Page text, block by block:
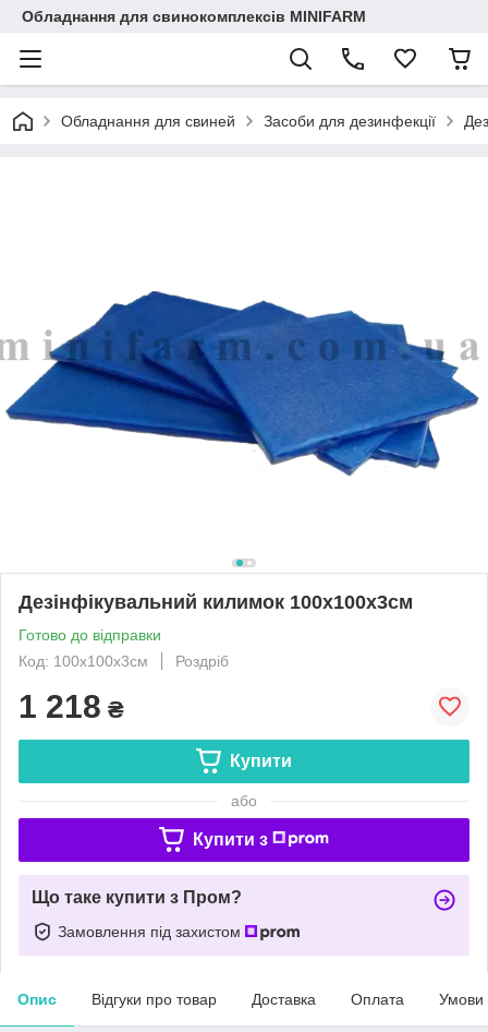
Обладнання для свинокомплексів MINIFARM
Обладнання для свиней Засоби для дезинфекції
Дезінфікувальний килимок 100х100х3см
Готово до відправки
Код: 100х100х3см
Роздріб
1 218 ₴
Купити
або
Купити з
Що таке купити з Пром?
Замовлення під захистом
Опис Відгуки про товар Доставка Оплата Умови